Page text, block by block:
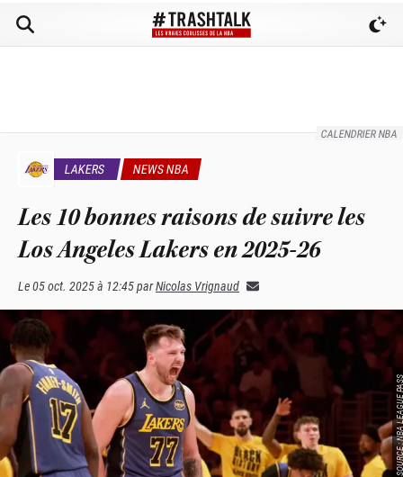
CALENDRIER NBA
LAKERS NEWS NBA
Les 10 bonnes raisons de suivre les
Los Angeles Lakers en 2025-26
Le05 oct. 2025 à 12:45parNicolas Vrignaud
SOURCE :